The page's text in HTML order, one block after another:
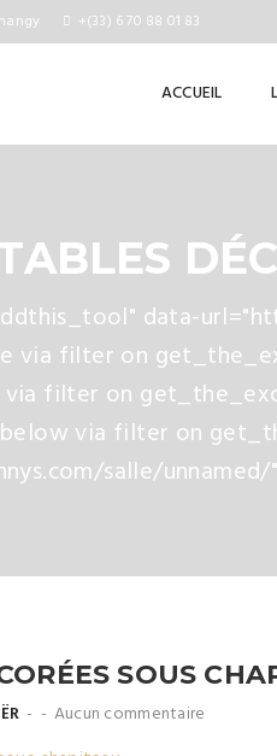
+(33) 6 70 88 01 83
ACCUEIL
data-
via filter on
via filter on
via filter on
salle/
SOUS
Aucun commentaire